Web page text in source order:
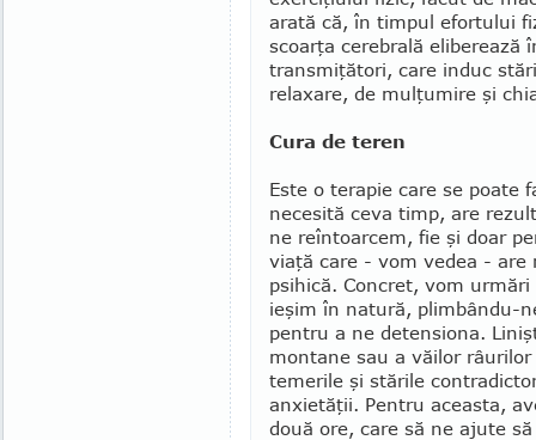
arată că, în timpul efortului
scoarţa cerebrală
trans­miţători, care in­duc
relaxare, de mulţu­mire şi
Cura de teren
Este o terapie care se poate
necesită ceva timp, are
ne reîntoarcem, fie şi doar
viaţă care - vom vedea - are
psihică. Con­cret, vom
ieşim în natu­ră, plimbându-
pentru a ne detensiona.
montane sau a văilor
temerile şi stările
anxietăţii. Pentru aceasta,
două ore, care să ne ajute